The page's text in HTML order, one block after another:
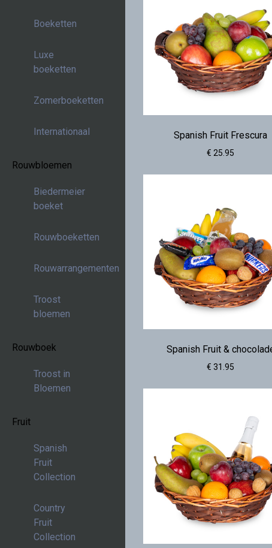
Boeketten
Luxe
boeketten
Zomerboeketten
Internationaal
Rouwbloemen
Biedermeier
boeket
Rouwboeketten
Rouwarrangementen
Troost
bloemen
Rouwboek
Troost in
Bloemen
Fruit
Spanish
Fruit
Collection
Country
Fruit
Collection
Spanish Fruit Frescura
€ 25.95
Spanish Fruit &
€ 31.95